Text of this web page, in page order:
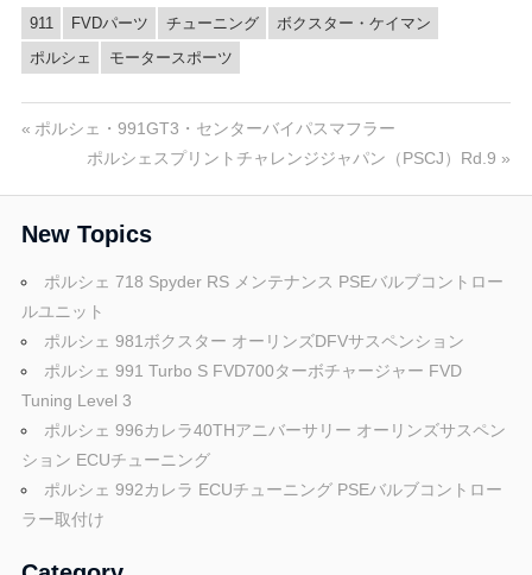
911 FVDパーツ チューニング
ボクスター・ケイマン
ポルシェ
モータースポーツ
投
ナ
ビ
ゲ
ー
シ
ョ
ン
前
ポルシェ・991GT3・センターバイパスマフラー
次
稿:
ポルシェスプリントチャレンジジャパン（PSCJ）Rd.9
New Topics
ポルシェ 718 Spyder RS メンテナンス PSEバルブコントロー
ルユニット
ポルシェ 981ボクスター オーリンズDFVサスペンション
ポルシェ 991 Turbo S FVD700ターボチャージャー FVD
Tuning Level 3
ポルシェ 996カレラ40THアニバーサリー オーリンズサスペン
ション ECUチューニング
ポルシェ 992カレラ ECUチューニング PSEバルブコントロー
ラー取付け